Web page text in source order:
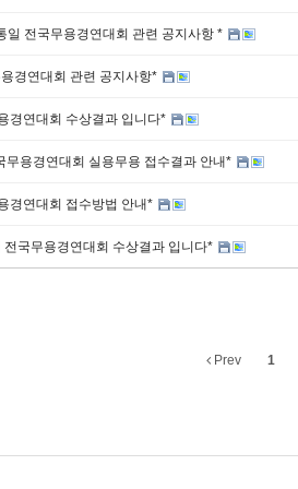
일 전국무용경연대회 관련 공지사항 *
경연대회 관련 공지사항*
경연대회 수상결과 입니다*
무용경연대회 실용무용 접수결과 안내*
경연대회 접수방법 안내*
국무용경연대회 수상결과 입니다*
Prev 1